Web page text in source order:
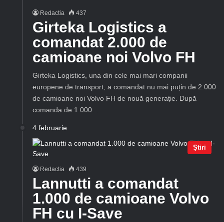
Redactia 437
Girteka Logistics a
comandat 2.000 de
camioane noi Volvo FH
Girteka Logistics, una din cele mai mari companii
europene de transport, a comandat nu mai puțin de 2.000
de camioane noi Volvo FH de nouă generație. După
comanda de 1.000…
4 februarie
Știri
Redactia 439
Lannutti a comandat
1.000 de camioane Volvo
FH cu I-Save